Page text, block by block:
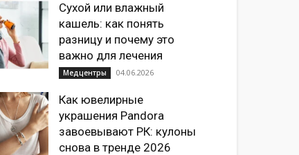
Сухой или влажный
кашель: как понять
разницу и почему это
важно для лечения
Медцентры 04.06.2026
Как ювелирные
украшения Pandora
завоевывают РК: кулоны
снова в тренде 2026